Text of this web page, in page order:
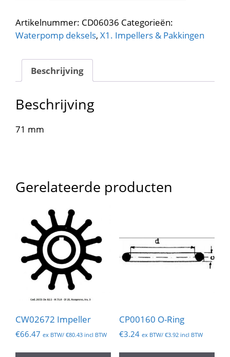
aantal
Artikelnummer: CD06036 Categorieën:
Waterpomp deksels, X1. Impellers & Pakkingen
Beschrijving
Beschrijving
71 mm
Gerelateerde producten
CW02672 Impeller
€66.47 ex BTW/ €80.43 incl BTW
CP00160 O-Ring
€3.24 ex BTW/ €3.92incl BTW